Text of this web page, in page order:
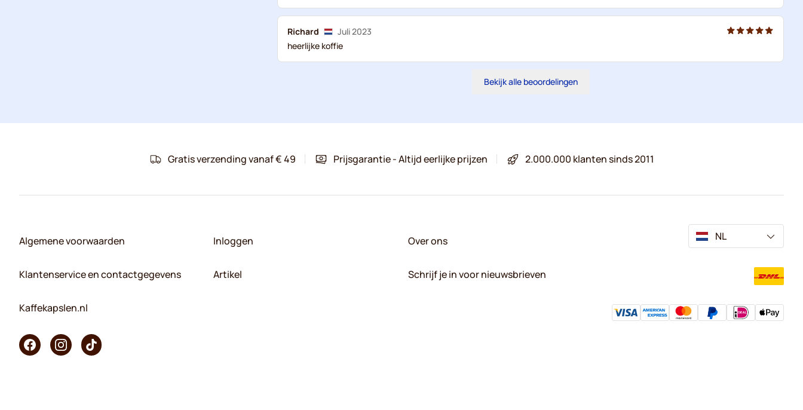
Richard
Juli 2023
heerlijke koffie
Bekijk alle beoordelingen
Gratis verzending vanaf € 49 Prijsgarantie - Altijd eerlijke prijzen 2.000.000 klanten sinds 2011
Algemene voorwaarden
Klantenservice en contactgegevens
Kaffekapslen.nl
Inloggen
Artikel
Over ons
Schrijf je in voor nieuwsbrieven
NL